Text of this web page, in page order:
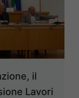
il
Lavori